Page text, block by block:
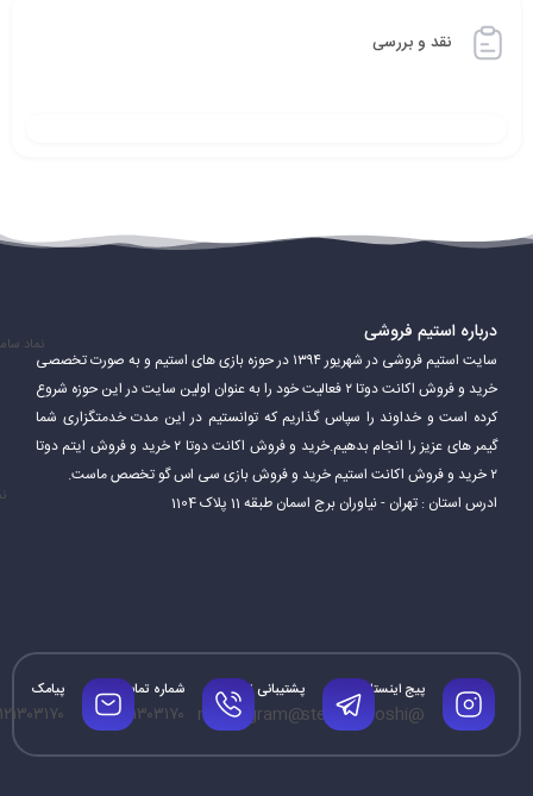
Steam همچنین قابلیت‌های اضافی ارائه می‌دهد که به بازیکنان امکان
می‌دهد از آن لذت ببرند. این شامل سابقه بازی، برنامه و نمایه بازیکنان و
نقد و بررسی
درباره استیم فروشی
سایت استیم فروشی در شهریور ۱۳۹۴ در حوزه بازی های استیم و به صورت تخصصی
خرید و فروش اکانت دوتا ۲ فعالیت خود را به عنوان اولین سایت در این حوزه شروع
کرده است و خداوند را سپاس گذاریم که توانستیم در این مدت خدمتگزاری شما
گیمر های عزیز را انجام بدهیم.خرید و فروش اکانت دوتا ۲ خرید و فروش ایتم دوتا
۲ خرید و فروش اکانت استیم خرید و فروش بازی سی اس گو تخصص ماست.
ادرس استان : تهران - نیاوران برج اسمان طبقه 11 پلاک 1104
نماد
پیج اینستاگرام
@steamforoshi
پشتیبانی تلگرام
@mrtelegram
شماره تماس
۰۹۱۲۱۳۰۳۱۷۰
پیامک